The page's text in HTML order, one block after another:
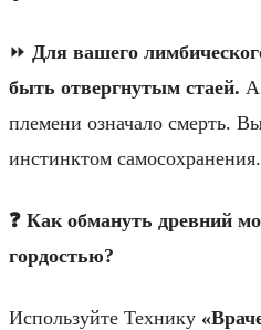
⏩️ Для вашего
быть отвергнутым стаей. А
племени означало смерть.
инстинктом самосохранения.
❓ Как обмануть древний
гордостью?
Используйте Технику